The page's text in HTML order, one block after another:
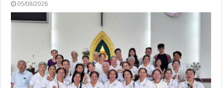
05/08/2026